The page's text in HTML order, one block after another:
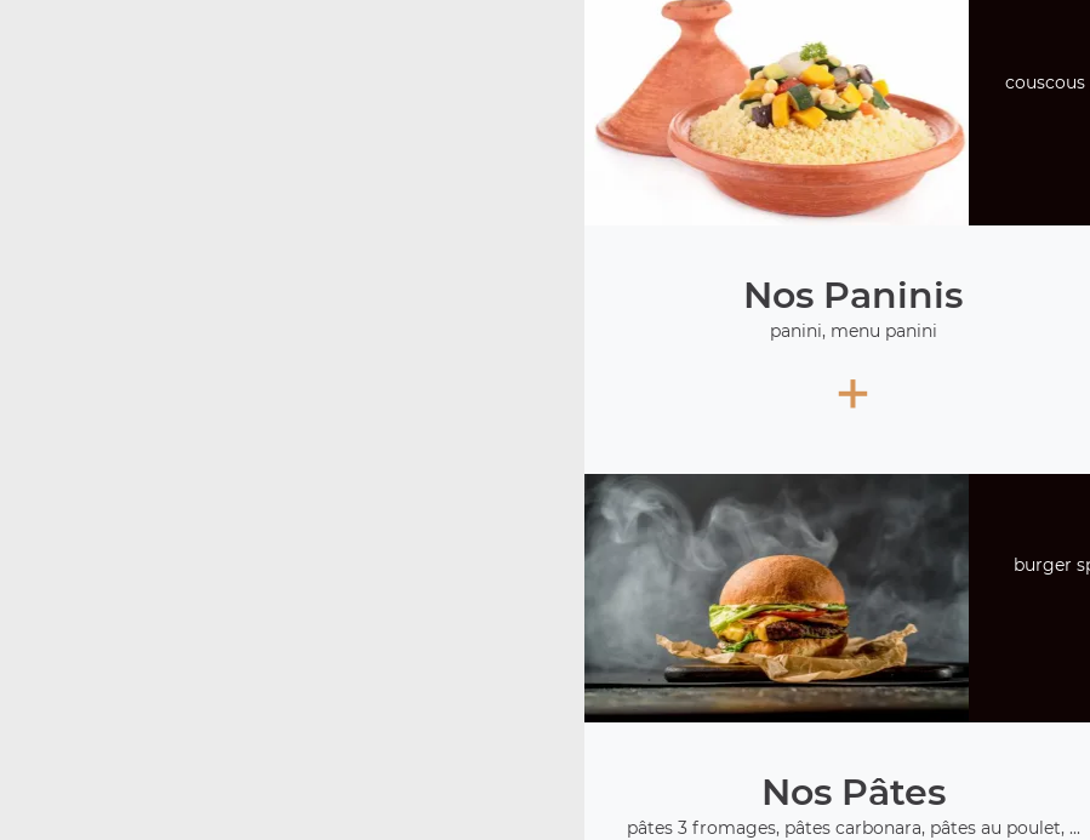
couscous
Nos Paninis
panini, menu panini
+
burger
Nos Pâtes
pâtes 3 fromages, pâtes carbonara, pâtes au poulet, ...